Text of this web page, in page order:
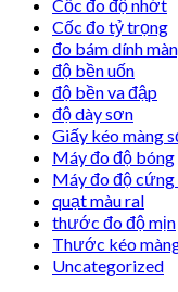
Cốc đo độ nhớt
Cốc đo tỷ trọng
đo bám dính
độ bền uốn
độ bền va đập
độ dày sơn
Giấy kéo màng
Máy đo độ bóng
Máy đo độ cứng
quạt màu ral
thước đo độ mịn
Thước kéo
Uncategorized